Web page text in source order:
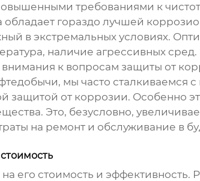
требованиями к
гораздо лучшей
в экстремальных условиях.
наличие агрессивных
к вопросам защиты от
мы часто сталкиваемся
защитой от коррозии. Особенно
Это, безусловно,
на ремонт и обслуживание в
его стоимость и эффективность.